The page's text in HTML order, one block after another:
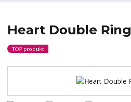
Heart Double Ring
TOP produkt